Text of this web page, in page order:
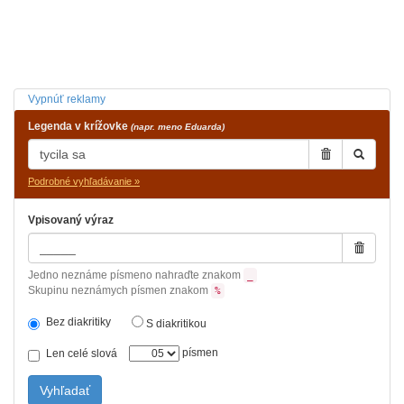
Vypnúť reklamy
Legenda v krížovke (napr. meno Eduarda)
Podrobné vyhľadávanie »
Vpisovaný výraz
Jedno neznáme písmeno nahraďte znakom
Skupinu neznámych písmen znakom %
Bez diakritiky S diakritikou
Len celé slová písmen
Vyhľadať